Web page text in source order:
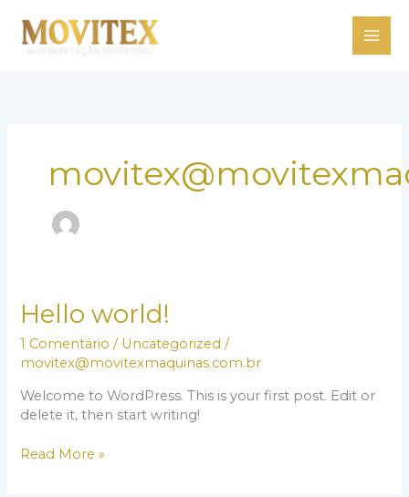
para
Hello world!
1 Comentário / Uncategorized /
movitex@movitexmaquinas.com.br
Welcome to WordPress. This is your first post. Edit or
delete it, then start writing!
Hello
world!
Read More »